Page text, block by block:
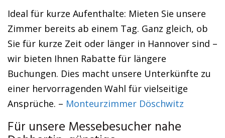
Ideal für kurze Aufenthalte: Mieten Sie unsere
Zimmer bereits ab einem Tag. Ganz gleich, ob
Sie für kurze Zeit oder länger in Hannover sind –
wir bieten Ihnen Rabatte für längere
Buchungen. Dies macht unsere Unterkünfte zu
einer hervorragenden Wahl für vielseitige
Ansprüche. – Monteurzimmer Döschwitz
Für unsere Messebesucher nahe